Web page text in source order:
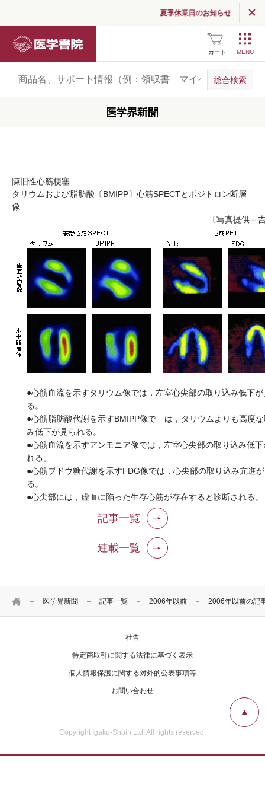
夏季休業日のお知らせ
カート
関連サイト一覧
SNS公式アカウント
広告掲載について
HOME 医学界新聞 記事一覧 2006年以前 2006年以前の記
陳旧性心筋梗塞
タリウムおよび脂肪酸〔BMIPP〕心筋SPECTとポジトロン断層
像
〔写真提供＝
●心筋血流を示すタリウム像では，左室心尖部の取り込み低下
る。
●心筋脂肪酸代謝を示すBMIPP像で は，タリウムよりも高度
み低下が見られる。
●心筋血流を示すアンモニア像では，左室心尖部の取り込み低
れる。
●心筋ブドウ糖代謝を示すFDG像では，心尖部の取り込み亢進
る。
●心尖部には，虚血に陥った生存心筋が存在すると診断される。
記事一覧
連載一覧
社告
特定商取引に関する法律に基づく表示
個人情報保護に関する対外的公表事項等
お問い合わせ
Copyright Igaku-Shoin Ltd. All rights reserved.